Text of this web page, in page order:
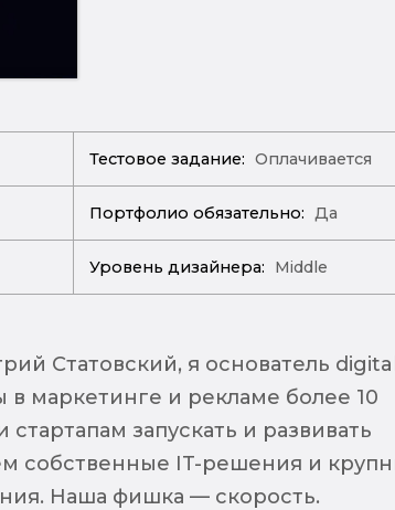
Тестовое задание: Оплачивается
Портфолио обязательно: Да
Уровень дизайнера: Middle
Статовский, я основатель
в маркетинге и рекламе более 10
запускать и развивать
собственные IT-решения и
Наша фишка — скорость.